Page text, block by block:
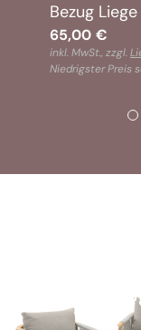
Bezug
65,00 €
inkl. MwSt., zzgl.
Niedrigster Preis
Kunden-